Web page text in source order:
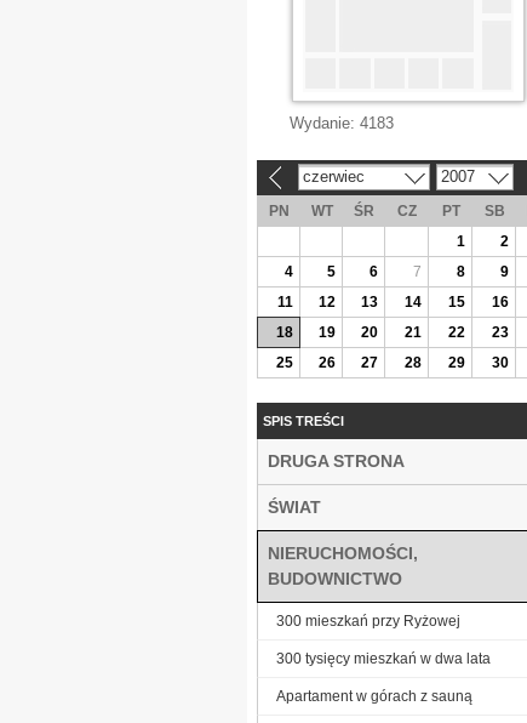
Wydanie: 4183
czerwiec 2007
PN WT ŚR CZ PT SB
1
2
4
5 6 7 8 9
11
12 13 14 15 16
18
19 20 21 22 23
25
26 27 28 29 30
SPIS TREŚCI
DRUGA STRONA
ŚWIAT
NIERUCHOMOŚCI,
BUDOWNICTWO
300 mieszkań przy Ryżowej
300 tysięcy mieszkań w dwa lata
Apartament w górach z sauną